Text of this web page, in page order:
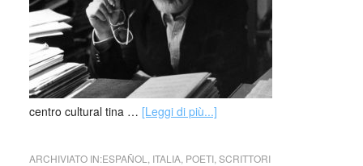
centro cultural tina … [Leggi di più...]
ARCHIVIATO IN:ESPAÑOL ITALIA, POETI, SCRITTORI